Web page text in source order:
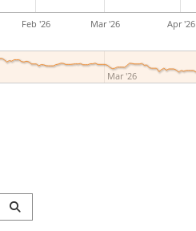
Feb '26 Mar '26 Apr '26
Mar '26